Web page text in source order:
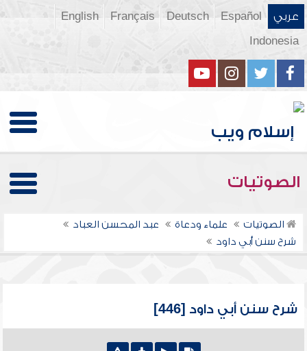
عربي Español
Deutsch
Français
English
Indonesia
الصوتيات
الصوتيات علماء ودعاة
عبد المحسن العباد
شرح سنن أبي داود
شرح سنن أبي داود [446]